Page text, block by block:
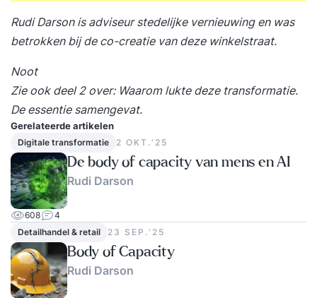
Rudi Darson is adviseur stedelijke vernieuwing en was
betrokken bij de co-creatie van deze winkelstraat.
Noot
Zie ook deel 2over: Waarom lukte deze transformatie.
De essentie samengevat.
Gerelateerde artikelen
Digitale transformatie 2 OKT.‘25
De body of capacity van mens en AI
Rudi Darson
608
4
Detailhandel & retail
23 SEP.‘25
Body of Capacity
Rudi Darson